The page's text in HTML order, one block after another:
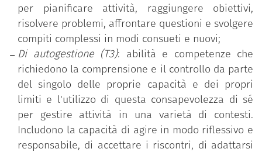
per pianificare attività, raggiungere obiettivi,
risolvere problemi, affrontare questioni e svolgere
compiti complessi in modi consueti e nuovi;
Di autogestione (T3): abilità e competenze che
richiedono la comprensione e il controllo da parte
del singolo delle proprie capacità e dei propri
limiti e l'utilizzo di questa consapevolezza di sé
per gestire attività in una varietà di contesti.
Includono la capacità di agire in modo riflessivo e
responsabile, di accettare i riscontri, di adattarsi